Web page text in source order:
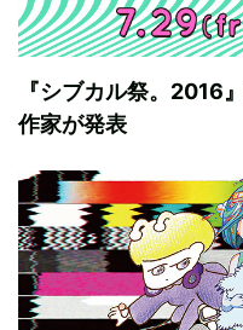
『シブカル祭。2016
作家が発表